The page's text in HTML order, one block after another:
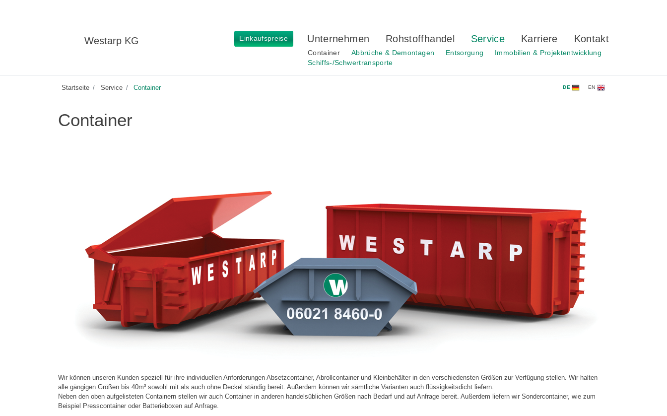
Westarp KG Einkaufspreise Unternehmen Rohstoffhandel Service
Container Abbrüche & Demontagen Entsorgung
Immobilien & Projektentwicklung
Schiffs-/Schwertransporte
Karriere Kontakt
Startseite Service Container DE EN
Container
Wir können unseren Kunden speziell für ihre individuellen Anforderungen Absetzcontainer, Abrollcontainer und Kleinbehälter in den verschiedensten Größen zur Verfügung stellen. Wir halten
alle gängigen Größen bis 40m³ sowohl mit als auch ohne Deckel ständig bereit. Außerdem können wir sämtliche Varianten auch flüssigkeitsdicht liefern.
Neben den oben aufgelisteten Containern stellen wir auch Container in anderen handelsüblichen Größen nach Bedarf und auf Anfrage bereit. Außerdem liefern wir Sondercontainer, wie zum
Beispiel Presscontainer oder Batterieboxen auf Anfrage.